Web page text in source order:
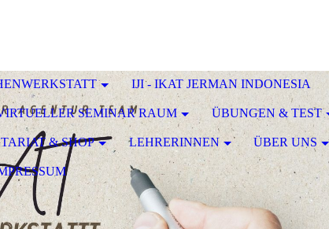
IJI - IKAT JERMAN INDONESIA
SEMINAR RAUM ÜBUNGEN & TEST
& SHOP LEHRERINNEN ÜBER UNS